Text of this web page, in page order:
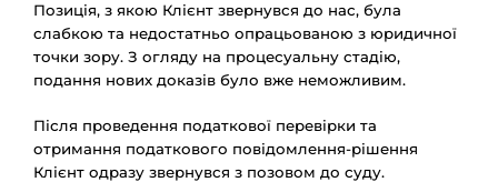
Позиція, з якою Клієнт звернувся до нас, була
слабкою та недостатньо опрацьованою з юридичної
точки зору. З огляду на процесуальну стадію,
подання нових доказів було вже неможливим.
Після проведення податкової перевірки та
отримання податкового повідомлення-рішення
Клієнт одразу звернувся з позовом до суду.